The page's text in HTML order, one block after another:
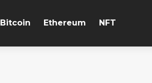
Bitcoin Ethereum NFT